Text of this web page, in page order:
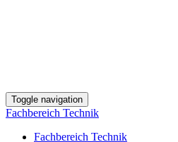
Toggle navigation
Fachbereich Technik
Fachbereich Technik